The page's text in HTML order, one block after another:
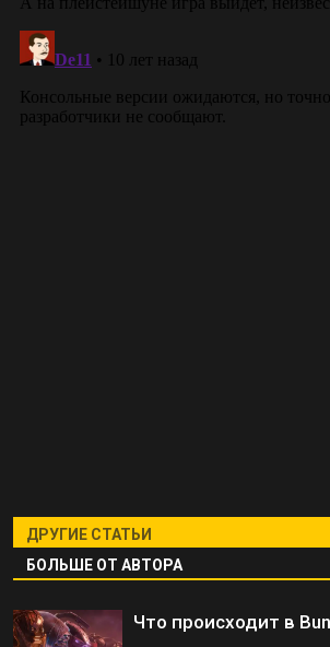
ДРУГИЕ СТАТЬИ
БОЛЬШЕ ОТ АВТОРА
Что происходит в